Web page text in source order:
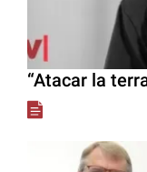
“Atacar la